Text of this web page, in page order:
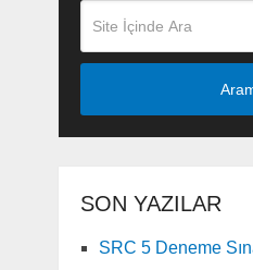
SON YAZILAR
SRC 5 Deneme